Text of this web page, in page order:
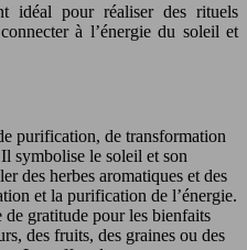
idéal pour réaliser des rituels
à l’énergie du soleil et
purification, de transformation
symbolise le soleil et son
des herbes aromatiques et des
et la purification de l’énergie.
de gratitude pour les bienfaits
des fruits, des graines ou des